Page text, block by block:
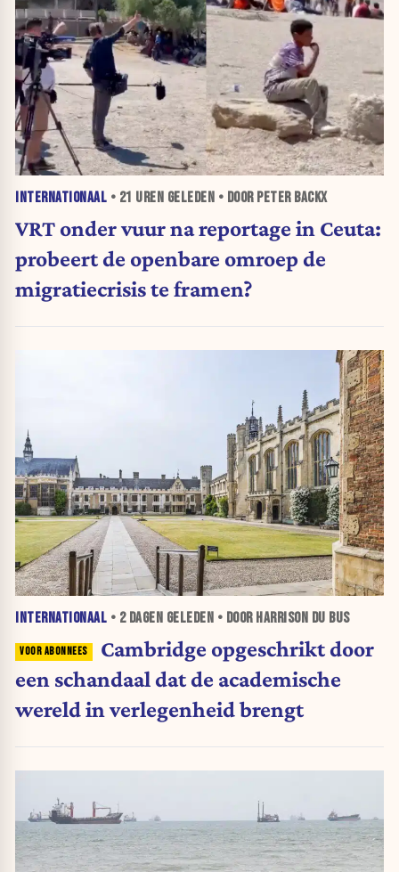
INTERNATIONAAL • 21 UREN GELEDEN • DOOR PETER BACKX
VRT onder vuur na reportage in Ceuta:
probeert de openbare omroep de
migratiecrisis te framen?
INTERNATIONAAL • 2 DAGEN GELEDEN • DOOR HARRISON DU BUS
Cambridge opgeschrikt door
een schandaal dat de academische
wereld in verlegenheid brengt